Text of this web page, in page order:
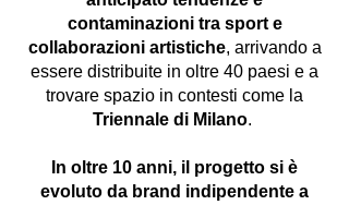
contaminazioni tra sport e
collaborazioni artistiche, arrivando a
essere distribuite in oltre 40 paesi e a
trovare spazio in contesti come la
Triennale di Milano.
In oltre 10 anni, il progetto si è
evoluto da brand indipendente a